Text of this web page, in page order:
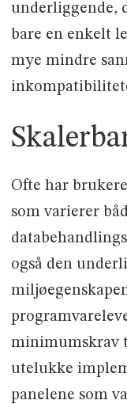
underliggende,
bare en enkelt
mye mindre
Ofte har
som varierer
også den
minimumskrav
utelukke
panelene som